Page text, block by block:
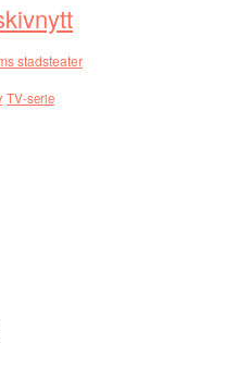
stadsteater
TV-serie